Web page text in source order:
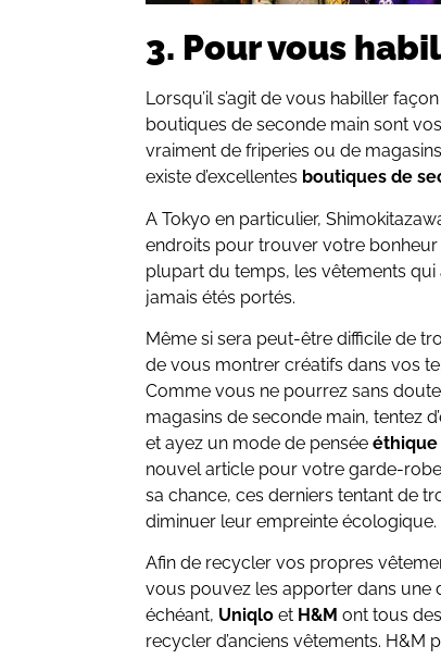
3. Pour vous
Lorsqu’il s’agit de vous habiller
boutiques de seconde main sont
vraiment de friperies ou de
existe d’excellentes boutiques de
A Tokyo en particulier,
endroits pour trouver votre
plupart du temps, les vêtements qui
jamais étés portés.
Même si sera peut-être difficile de
de vous montrer créatifs dans vos
Comme vous ne pourrez sans
magasins de seconde main, tentez
et ayez un mode de penséeéthique
nouvel article pour votre garde-
sa chance, ces derniers tentant de
diminuer leur empreinte écologique.
Afin de recycler vos propres
vous pouvez les apporter dans une
échéant, Uniqlo et H&M ont tous
recycler d’anciens vêtements.